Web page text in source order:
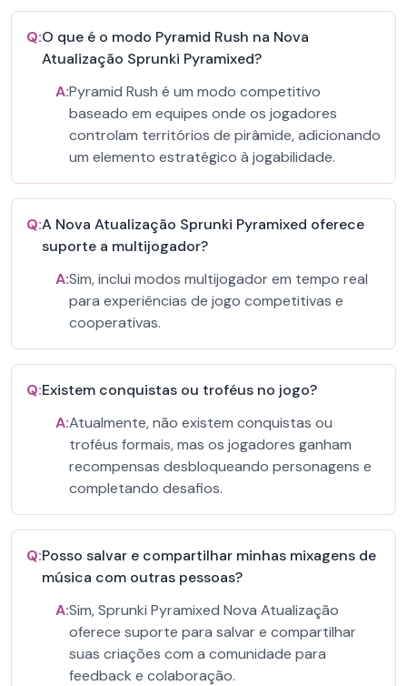
Q:O que é o modo Pyramid Rush na Nova
Atualização Sprunki Pyramixed?
A:Pyramid Rush é um modo competitivo
baseado em equipes onde os jogadores
controlam territórios de pirâmide, adicionando
um elemento estratégico à jogabilidade.
Q:A Nova Atualização Sprunki Pyramixed oferece
suporte a multijogador?
A:Sim, inclui modos multijogador em tempo real
para experiências de jogo competitivas e
cooperativas.
Q:Existem conquistas ou troféus no jogo?
A:Atualmente, não existem conquistas ou
troféus formais, mas os jogadores ganham
recompensas desbloqueando personagens e
completando desafios.
Q:Posso salvar e compartilhar minhas mixagens de
música com outras pessoas?
A:Sim, Sprunki Pyramixed Nova Atualização
oferece suporte para salvar e compartilhar
suas criações com a comunidade para
feedback e colaboração.